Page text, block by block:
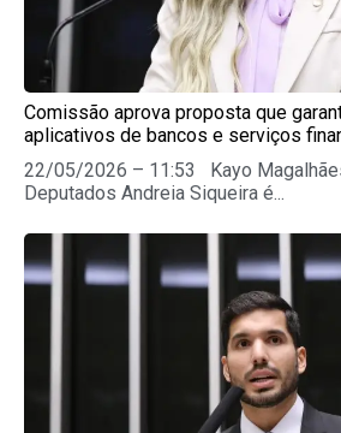
Comissão aprova proposta que
aplicativos de bancos e serviços
22/05/2026 – 11:53 Kayo
Deputados Andreia Siqueira é...